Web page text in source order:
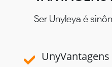
Ser Unyleya é
UnyVantagens